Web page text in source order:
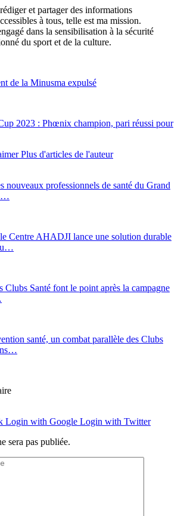
et partager des informations
à tous, telle est ma mission.
dans la sensibilisation à la sécurité
du sport et de la culture.
de la Minusma expulsé
2023 : Phœnix champion, pari réussi pour
Plus d'articles de l'auteur
nouveaux professionnels de santé du Grand
Centre AHADJI lance une solution durable
Clubs Santé font le point après la campagne
santé, un combat parallèle des Clubs
Login with Google Login with Twitter
sera pas publiée.